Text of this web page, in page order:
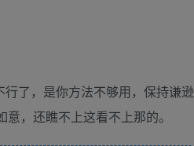
了，是你方法不够用，保持谦逊
，还瞧不上这看不上那的。